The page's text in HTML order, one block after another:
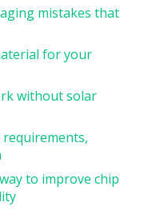
mistakes that
for your
without solar
requirements,
to improve chip